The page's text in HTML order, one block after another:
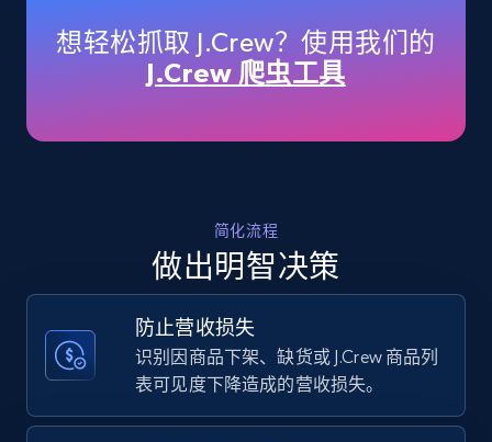
Title, Seller name, Brand, Description, Initial
price, Currency, Availability, Reviews count, and
35.2K+ 5.7K+ 立即开始
Amazon products - find products by using
upc numbers
price, Currency, Availability, Reviews count, and
more.
35.2K+ 5.7K+ 立即开始
想轻松抓取 J.Crew？使用我们的
J.Crew 爬虫工具
简化流程
做出明智决策
防止营收损失
识别因商品下架、缺货或 J.Crew 商品列
表可见度下降造成的营收损失。